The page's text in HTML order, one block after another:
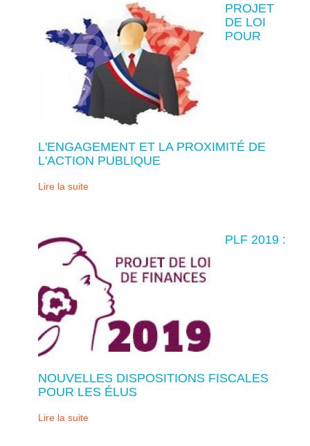
PROJET
DE LOI
POUR
L'ENGAGEMENT ET LA PROXIMITÉ DE
L'ACTION PUBLIQUE
Lire la suite
PLF 2019 :
NOUVELLES DISPOSITIONS FISCALES
POUR LES ÉLUS
Lire la suite